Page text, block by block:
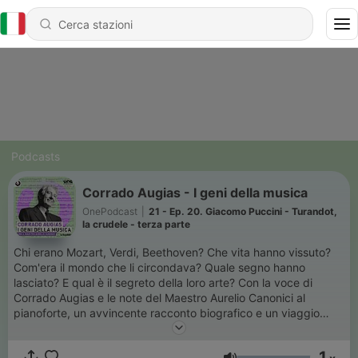
Podcasts
Corrado Augias - I geni della musica
OnePodcast
21 - Ep. 20. Giacomo Puccini - Turandot,
la crudele - terza parte
Chi erano Mozart, Verdi, Beethoven? Che vita hanno vissuto?
Com'era il mondo che li circondava? Quale segno hanno
lasciato? E qual è il segreto della loro arte? Con la voce di
Corrado Augias e le note del Maestro Aurelio Canonici al
pianoforte, un avvincente racconto biografico e un viaggio
nella forma e nel linguaggio musicale di cinque maestri, tra